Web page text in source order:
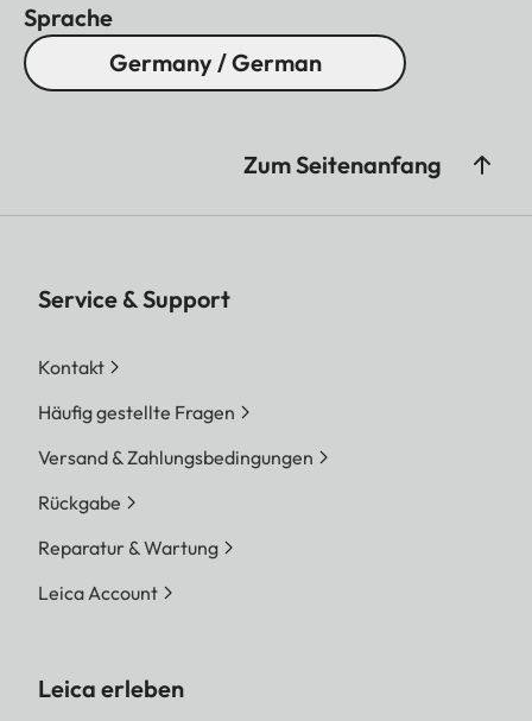
Sprache
Germany / German
Zum Seitenanfang
Service & Support
Kontakt
Häufig gestellte Fragen
Versand & Zahlungsbedingungen
Rückgabe
Reparatur & Wartung
Leica Account
Leica erleben